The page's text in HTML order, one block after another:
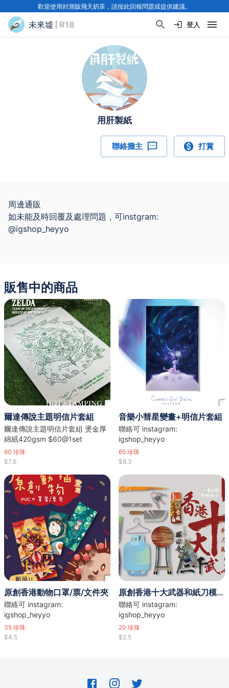
歡迎使用封測版飛天奶茶，請按此回報問題或提供建議。
未來墟 | R18 登入
用肝製紙
聯絡攤主 打賞
周邊通販
如未能及時回覆及處理問題，可instgram:
@igshop_heyyo
販售中的商品
爾達傳說主題明信片套組
爾達傳說主題明信片套組 燙金厚
綿紙420gsm $60@1set
60 珍珠
$7.6
音樂小彗星變畫+明信片套組
聯絡可 instagram:
igshop_heyyo
65 珍珠
$8.3
原創香港動物口罩/票/文件夾
聯絡可 instagram:
igshop_heyyo
35 珍珠
$4.5
原創香港十大武器和紙刀模貼紙
聯絡可 instagram:
igshop_heyyo
20 珍珠
$2.5